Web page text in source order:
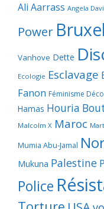
Ali Aarrass Angela
Power
Vanhove Dette
Ecologie Esclavage
Fanon Féminisme
Hamas Houria
Malcolm X Maroc
Mumia Abu-Jamal
Mukuna Palestine
Police